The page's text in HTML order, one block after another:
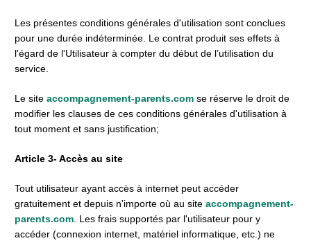
Les présentes conditions générales d'utilisation sont conclues
pour une durée indéterminée. Le contrat produit ses effets à
l'égard de l'Utilisateur à compter du début de l’utilisation du
service.
Le site accompagnement-parents.com se réserve le droit de
modifier les clauses de ces conditions générales d'utilisation à
tout moment et sans justification;
Article 3- Accès au site
Tout utilisateur ayant accès à internet peut accéder
gratuitement et depuis n'importe où au site accompagnement-
parents.com. Les frais supportés par l'utilisateur pour y
accéder (connexion internet, matériel informatique, etc.) ne